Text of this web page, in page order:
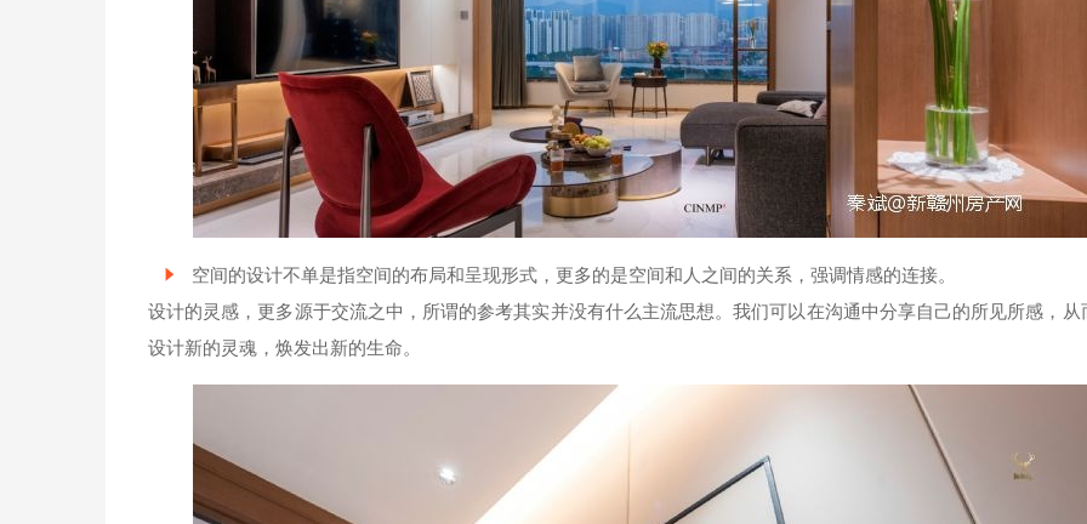
空间的设计不单是指空间的布局和呈现形式，更多的是空间和人之间的关系，强调情感的连接。
设计的灵感，更多源于交流之中，所谓的参考其实并没有什么主流思想。我们可以在沟通中分享自己的所见所感，从
设计新的灵魂，焕发出新的生命。